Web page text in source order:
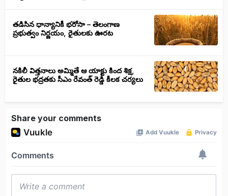
తడిసిన ధాన్యానికీ భరోసా – తెలంగాణ
ప్రభుత్వం నిర్ణయం, రైతులకు ఊరట
నకిలీ విత్తనాలు అమ్మితే ఆ యాక్టు కింద శిక్ష,
రైతుల భద్రతకు సీఎం రేవంత్ రెడ్డి కీలక చర్యలు
Share your comments